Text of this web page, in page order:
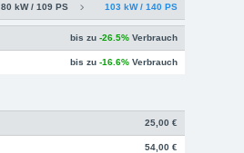
103 kW / 140 PS
80 kW / 109 PS
bis zu -26.5% Verbrauch
bis zu -16.6% Verbrauch
25,00 €
54,00 €